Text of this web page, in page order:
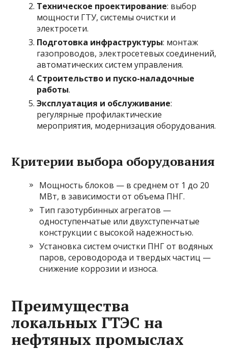
Техническое проектирование: выбор
мощности ГТУ, системы очистки и
электросети.
Подготовка инфраструктуры: монтаж
газопроводов, электросетевых соединений,
автоматических систем управления.
Строительство и пуско-наладочные
работы.
Эксплуатация и обслуживание:
регулярные профилактические
мероприятия, модернизация оборудования.
Критерии выбора оборудования
Мощность блоков — в среднем от 1 до 20
МВт, в зависимости от объема ПНГ.
Тип газотурбинных агрегатов —
одноступенчатые или двухступенчатые
конструкции с высокой надежностью.
Установка систем очистки ПНГ от водяных
паров, сероводорода и твердых частиц —
снижение коррозии и износа.
Преимущества
локальных ГТЭС на
нефтяных промыслах